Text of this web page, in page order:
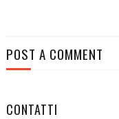
POST A COMMENT
CONTATTI